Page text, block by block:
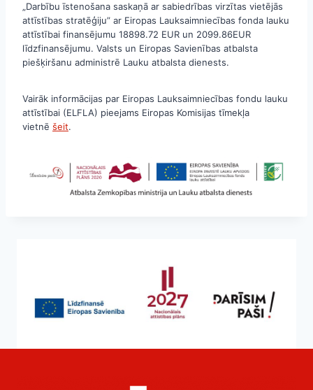
„Darbību īstenošana saskaņā ar sabiedrības virzītas vietējās
attīstības stratēģiju” ar Eiropas Lauksaimniecības fonda lauku
attīstībai finansējumu 18898.72 EUR un 2099.86EUR
līdzfinansējumu. Valsts un Eiropas Savienības atbalsta
piešķiršanu administrē Lauku atbalsta dienests.
Vairāk informācijas par Eiropas Lauksaimniecības fondu lauku
attīstībai (ELFLA) pieejams Eiropas Komisijas tīmekļa
vietnē šeit.